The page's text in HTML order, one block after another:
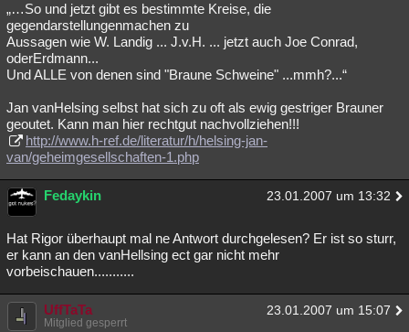
„…So und jetzt gibt es bestimmte Kreise, die
gegendarstellungenmachen zu
Aussagen wie W. Landig ... J.v.H. ... jetzt auch Joe Conrad,
oderErdmann...
Und ALLE von denen sind "Braune Schweine" ...mmh?...“
Jan vanHelsing selbst hat sich zu oft als ewig gestriger Brauner
geoutet. Kann man hier rechtgut nachvollziehen!!!
http://www.h-ref.de/literatur/h/helsing-jan-
van/geheimgesellschaften-1.php
Fedaykin 23.01.2007 um 13:32
Hat Rigor überhaupt mal ne Antwort durchgelesen? Er ist so sturr,
er kann an den vanHellsing ect gar nicht mehr
vorbeischauen...........
UffTaTa 23.01.2007 um 15:07
Mitglied gesperrt